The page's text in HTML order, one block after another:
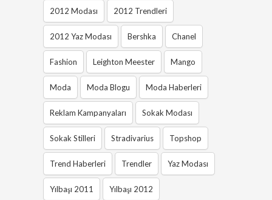
2012 Modası 2012 Trendleri
2012 Yaz Modası Bershka Chanel
Fashion Leighton Meester Mango
Moda Moda Blogu Moda Haberleri
Reklam Kampanyaları Sokak Modası
Sokak Stilleri Stradivarius Topshop
Trend Haberleri Trendler Yaz Modası
Yılbaşı 2011 Yılbaşı 2012